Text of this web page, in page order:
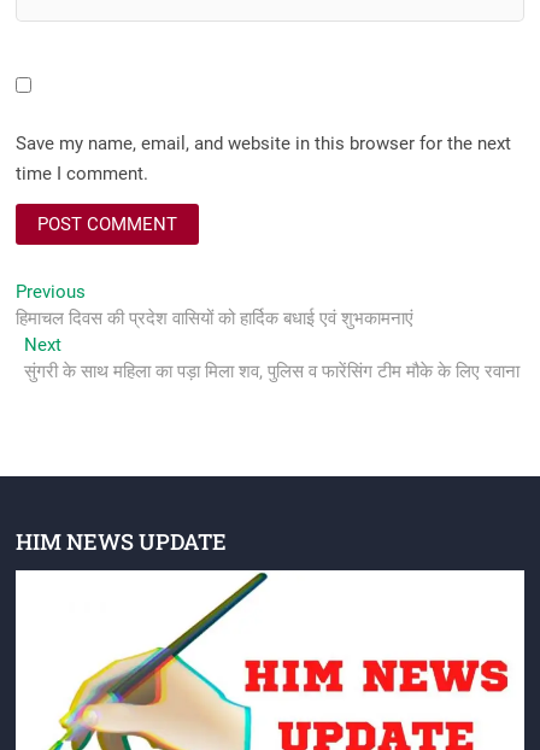
Save my name, email, and website in this browser for the next
time I comment.
Post
navigation
Previous
post:
हिमाचल दिवस की प्रदेश वासियों को हार्दिक बधाई एवं शुभकामनाएं
NextNext
post:
सुंगरी के साथ महिला का पड़ा मिला शव, पुलिस व फारेंसिंग टीम मौके के लिए रवाना
HIM NEWS UPDATE